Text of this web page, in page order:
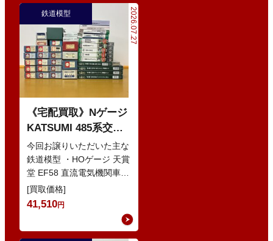
2026.07.27
鉄道模型
《宅配買取》Nゲージ
KATSUMI 485系交直
流特急型電車 などの
鉄道模型
今回お譲りいただいた主な
鉄道模型 ・HOゲージ 天賞
堂 EF58 直流電気機関車
・Nゲージ KATO 10-386
285系0番…
[買取価格]
41,510円